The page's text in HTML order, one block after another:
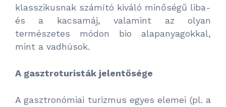
klasszikusnak számító kiváló minőségű liba-
és a kacsamáj, valamint az olyan
természetes módon bio alapanyagokkal,
mint a vadhúsok.
A gasztroturisták jelentősége
A gasztronómiai turizmus egyes elemei (pl. a